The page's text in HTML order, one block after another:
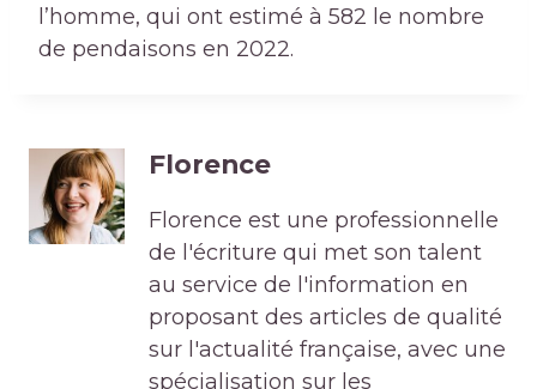
l’homme, qui ont estimé à 582 le nombre
de pendaisons en 2022.
Florence
Florence est une professionnelle
de l'écriture qui met son talent
au service de l'information en
proposant des articles de qualité
sur l'actualité française, avec une
spécialisation sur les